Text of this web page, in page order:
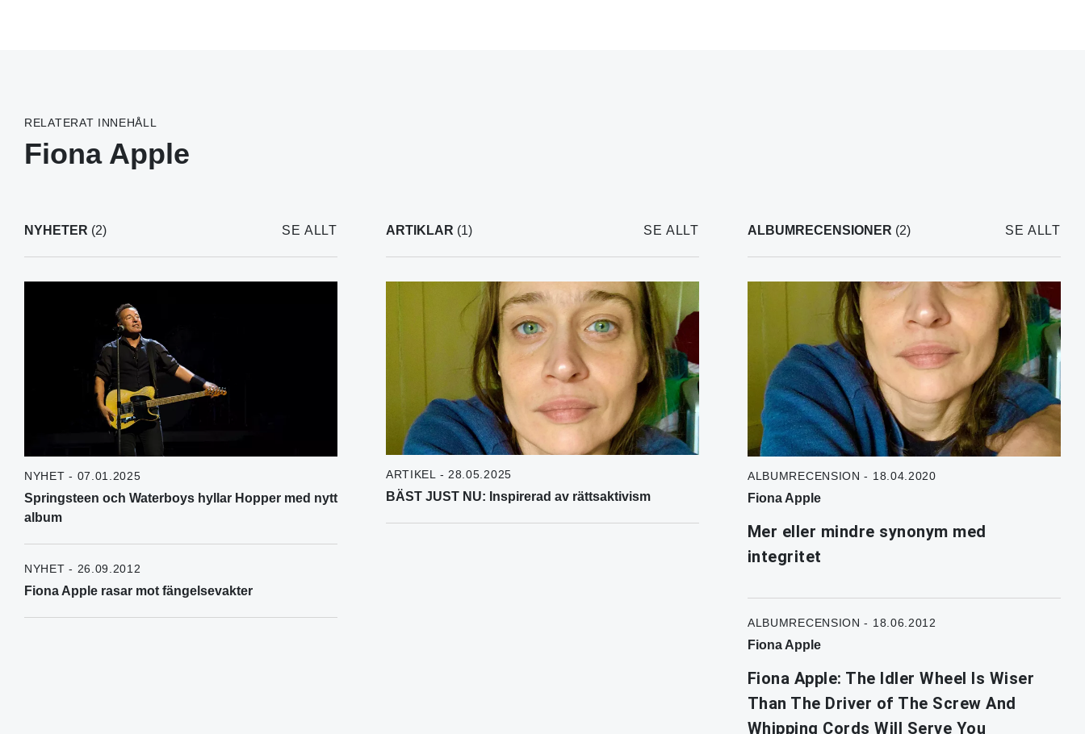
RELATERAT INNEHÅLL
Fiona Apple
NYHETER (2) SE ALLT
NYHET - 07.01.2025
Springsteen och Waterboys hyllar Hopper med nytt
album
NYHET - 26.09.2012
Fiona Apple rasar mot fängelsevakter
ARTIKLAR (1) SE ALLT
ARTIKEL - 28.05.2025
BÄST JUST NU: Inspirerad av rättsaktivism
ALBUMRECENSIONER (2) SE ALLT
ALBUMRECENSION - 18.04.2020
Fiona Apple
Mer eller mindre synonym med
integritet
ALBUMRECENSION - 18.06.2012
Fiona Apple
Fiona Apple: The Idler Wheel Is Wiser
Than The Driver of The Screw And
Whipping Cords Will Serve You